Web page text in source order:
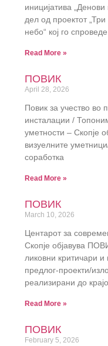
иницијатива
дел од проектот
небо“ кој го
Read More »
ПОВИК
April 28, 2026
Повик за учество во
инсталации /
уметности – Скопје
визуелните
соработка
Read More »
ПОВИК
March 10, 2026
Центарот за
Скопје објавува
ликовни критичари
предлог-проекти/
реализирани до
Read More »
ПОВИК
February 5, 2026